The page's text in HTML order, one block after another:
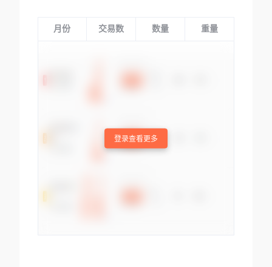
月份 交易数 数量 重量
登录查看更多